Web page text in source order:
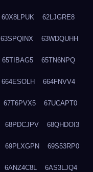
60X8LPUK 62LJGRE8
63SPQINX 63WDQUHH
65TIBAG5 65TN6NPQ
664ESOLH 664FNVV4
67T6PVX5 67UCAPT0
68PDCJPV 68QHDOI3
69PLXGPN 69S53RP0
6ANZ4C8L 6AS3LJQ4